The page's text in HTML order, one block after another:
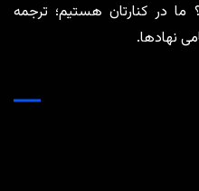
ما در کنارتان هستیم؛ ترجمه
نهادها.